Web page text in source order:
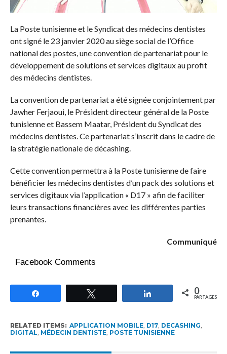
La Poste tunisienne et le Syndicat des médecins dentistes
ont signé le 23 janvier 2020 au siège social de l’Office
national des postes, une convention de partenariat pour le
développement de solutions et services digitaux au profit
des médecins dentistes.
La convention de partenariat a été signée conjointement par
Jawher Ferjaoui, le Président directeur général de la Poste
tunisienne et Bassem Maatar, Président du Syndicat des
médecins dentistes. Ce partenariat s’inscrit dans le cadre de
la stratégie nationale de décashing.
Cette convention permettra à la Poste tunisienne de faire
bénéficier les médecins dentistes d’un pack des solutions et
services digitaux via l’application « D17 » afin de faciliter
leurs transactions financières avec les différentes parties
prenantes.
Communiqué
Facebook Comments
Partagez 0
PARTAGES
RELATED ITEMS: APPLICATION MOBILE, D17, DECASHING
DIGITAL MÉDECIN DENTISTE, POSTE TUNISIENNE